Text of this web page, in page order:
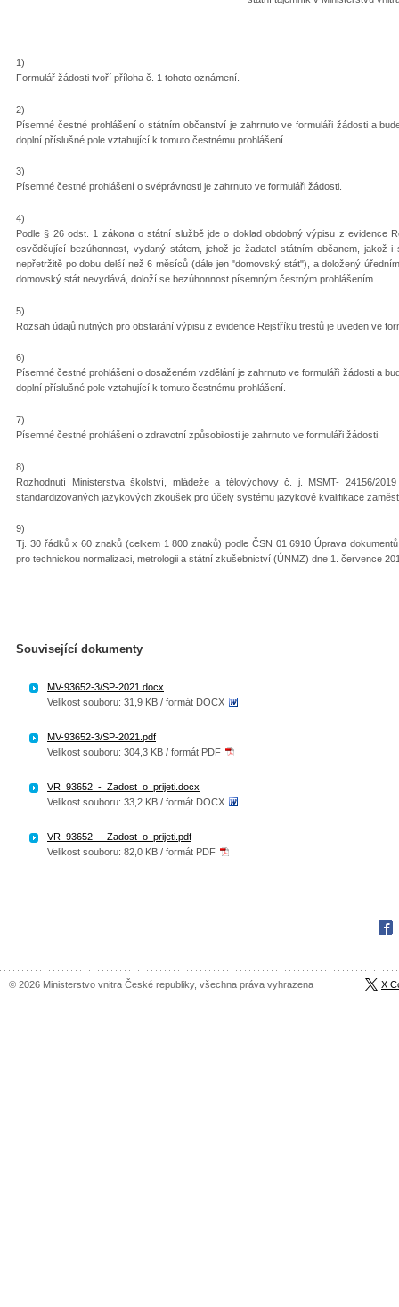
1)
Formulář žádosti tvoří příloha č. 1 tohoto oznámení.
2)
Písemné čestné prohlášení o státním občanství je zahrnuto ve formuláři žádosti a
doplní příslušné pole vztahující k tomuto čestnému prohlášení.
3)
Písemné čestné prohlášení o svéprávnosti je zahrnuto ve formuláři žádosti.
4)
Podle § 26 odst. 1 zákona o státní službě jde o doklad obdobný výpisu z evidence
osvědčující bezúhonnost, vydaný státem, jehož je žadatel státním občanem, jakož
nepřetržitě po dobu delší než 6 měsíců (dále jen "domovský stát"), a doložený
domovský stát nevydává, doloží se bezúhonnost písemným čestným prohlášením.
5)
Rozsah údajů nutných pro obstarání výpisu z evidence Rejstříku trestů je uveden ve
6)
Písemné čestné prohlášení o dosaženém vzdělání je zahrnuto ve formuláři žádosti a
doplní příslušné pole vztahující k tomuto čestnému prohlášení.
7)
Písemné čestné prohlášení o zdravotní způsobilosti je zahrnuto ve formuláři žádosti.
8)
Rozhodnutí Ministerstva školství, mládeže a tělovýchovy č. j. MSMT- 24156/
standardizovaných jazykových zkoušek pro účely systému jazykové kvalifikace
9)
Tj. 30 řádků x 60 znaků (celkem 1 800 znaků) podle ČSN 01 6910 Úprava
pro technickou normalizaci, metrologii a státní zkušebnictví (ÚNMZ) dne 1. července
Související dokumenty
MV-93652-3/SP-2021.docx
Velikost souboru: 31,9 KB / formát DOCX
MV-93652-3/SP-2021.pdf
Velikost souboru: 304,3 KB / formát PDF
VR_93652_-_Zadost_o_prijeti.docx
Velikost souboru: 33,2 KB / formát DOCX
VR_93652_-_Zadost_o_prijeti.pdf
Velikost souboru: 82,0 KB / formát PDF
© 2026 Ministerstvo vnitra České republiky, všechna práva vyhrazena X